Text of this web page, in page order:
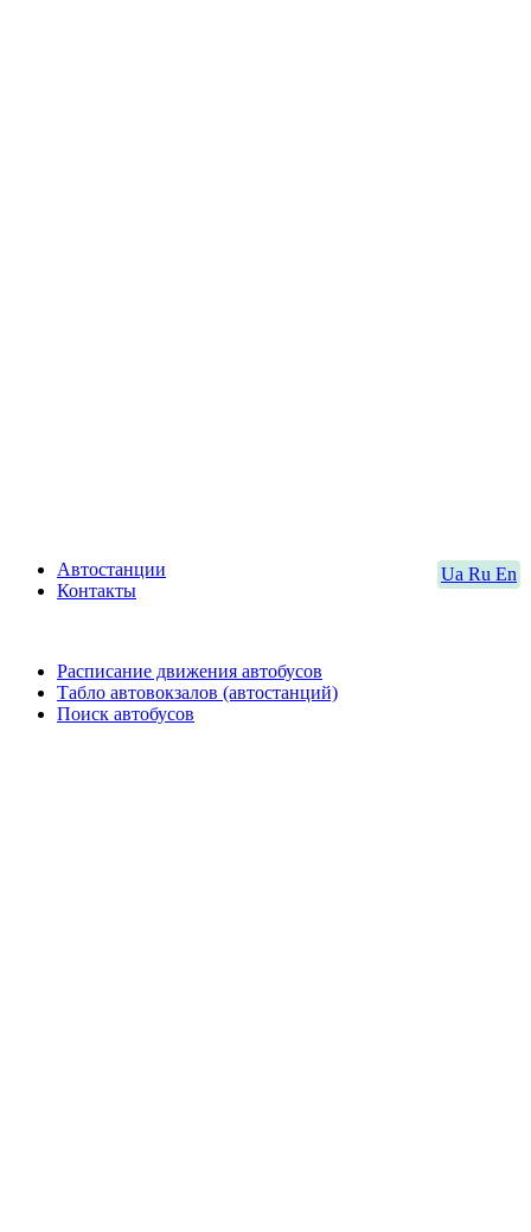
Ua Ru En
Автостанции
Контакты
Расписание движения автобусов
Табло автовокзалов (автостанций)
Поиск автобусов